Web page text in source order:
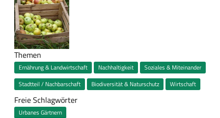
Themen
Ernährung & Landwirtschaft Nachhaltigkeit
Soziales & Miteinander
Stadtteil / Nachbarschaft
Biodiversität & Naturschutz Wirtschaft
Freie Schlagwörter
Urbanes Gärtnern